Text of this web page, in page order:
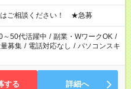
仕事と
案内できません ※法令に基づき、
止）により、短時間・短期間の就
ります
はご相談ください！ ★急募
～50代活躍中 / 副業・WワークOK /
募集 / 電話対応なし / パソコンスキ
する 詳細へ